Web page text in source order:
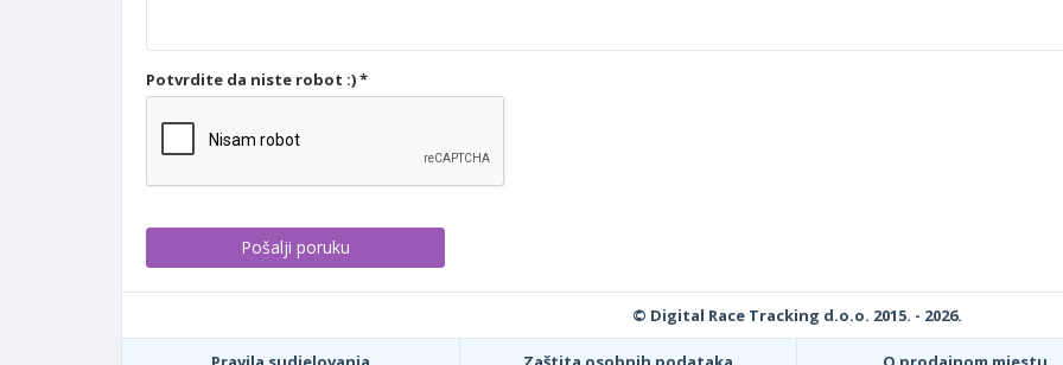
Potvrdite da niste robot :) *
© Digital Race Tracking d.o.o. 2015. - 2026.